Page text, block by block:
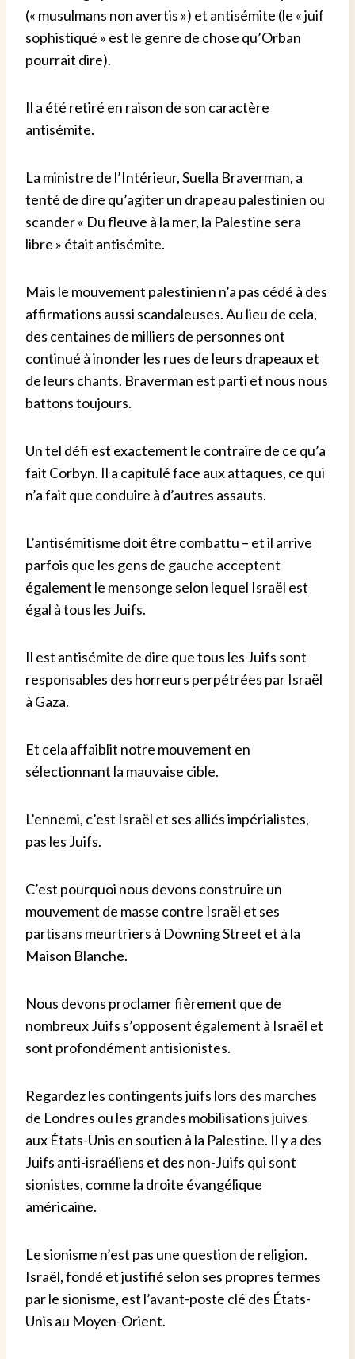
(« musulmans non avertis ») et antisémite (le « juif
sophistiqué » est le genre de chose qu’Orban
pourrait dire).
Il a été retiré en raison de son caractère
antisémite.
La ministre de l’Intérieur, Suella Braverman, a
tenté de dire qu’agiter un drapeau palestinien ou
scander « Du fleuve à la mer, la Palestine sera
libre » était antisémite.
Mais le mouvement palestinien n’a pas cédé à des
affirmations aussi scandaleuses. Au lieu de cela,
des centaines de milliers de personnes ont
continué à inonder les rues de leurs drapeaux et
de leurs chants. Braverman est parti et nous nous
battons toujours.
Un tel défi est exactement le contraire de ce qu’a
fait Corbyn. Il a capitulé face aux attaques, ce qui
n’a fait que conduire à d’autres assauts.
L’antisémitisme doit être combattu – et il arrive
parfois que les gens de gauche acceptent
également le mensonge selon lequel Israël est
égal à tous les Juifs.
Il est antisémite de dire que tous les Juifs sont
responsables des horreurs perpétrées par Israël
à Gaza.
Et cela affaiblit notre mouvement en
sélectionnant la mauvaise cible.
L’ennemi, c’est Israël et ses alliés impérialistes,
pas les Juifs.
C’est pourquoi nous devons construire un
mouvement de masse contre Israël et ses
partisans meurtriers à Downing Street et à la
Maison Blanche.
Nous devons proclamer fièrement que de
nombreux Juifs s’opposent également à Israël et
sont profondément antisionistes.
Regardez les contingents juifs lors des marches
de Londres ou les grandes mobilisations juives
aux États-Unis en soutien à la Palestine. Il y a des
Juifs anti-israéliens et des non-Juifs qui sont
sionistes, comme la droite évangélique
américaine.
Le sionisme n’est pas une question de religion.
Israël, fondé et justifié selon ses propres termes
par le sionisme, est l’avant-poste clé des États-
Unis au Moyen-Orient.